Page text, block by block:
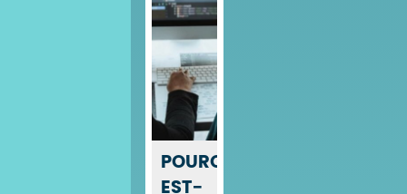
POURQUOI
EST-